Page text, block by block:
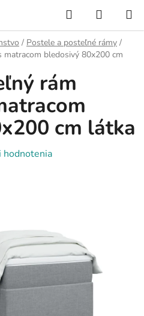
Hľadať
KOŠÍK
/ Postele a posteľné rámy /
bledosivý 80x200 cm
rám
cm látka
hodnotenia